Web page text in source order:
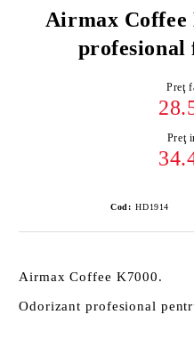
Airmax Coffee
profesional
Preţ
Preţ
Cod: HD1914
Airmax Coffee K7000.
Odorizant profesional